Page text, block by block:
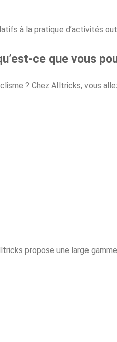
à la pratique d’activités
ce que vous
? Chez Alltricks, vous
propose une large